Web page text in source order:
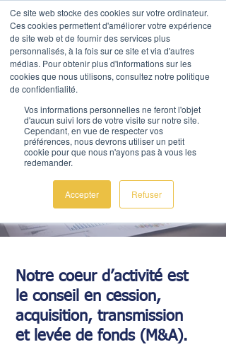
Ce site web stocke des cookies sur votre ordinateur.
Ces cookies permettent d'améliorer votre expérience
de site web et de fournir des services plus
personnalisés, à la fois sur ce site et via d'autres
médias. Pour obtenir plus d'informations sur les
cookies que nous utilisons, consultez notre politique
de confidentialité.
Vos informations personnelles ne feront l'objet
d'aucun suivi lors de votre visite sur notre site.
Cependant, en vue de respecter vos
préférences, nous devrons utiliser un petit
cookie pour que nous n'ayons pas à vous les
redemander.
Accepter Refuser
Nous contacter
Expertise M&A
Notre coeur d’activité est
le conseil en cession,
acquisition, transmission
et levée de fonds (M&A).